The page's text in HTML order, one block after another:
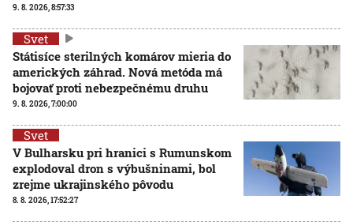
9. 8. 2026, 8:57:33
Svet
Státisíce sterilných komárov mieria do
amerických záhrad. Nová metóda má
bojovať proti nebezpečnému druhu
9. 8. 2026, 7:00:00
Svet
V Bulharsku pri hranici s Rumunskom
explodoval dron s výbušninami, bol
zrejme ukrajinského pôvodu
8. 8. 2026, 17:52:27